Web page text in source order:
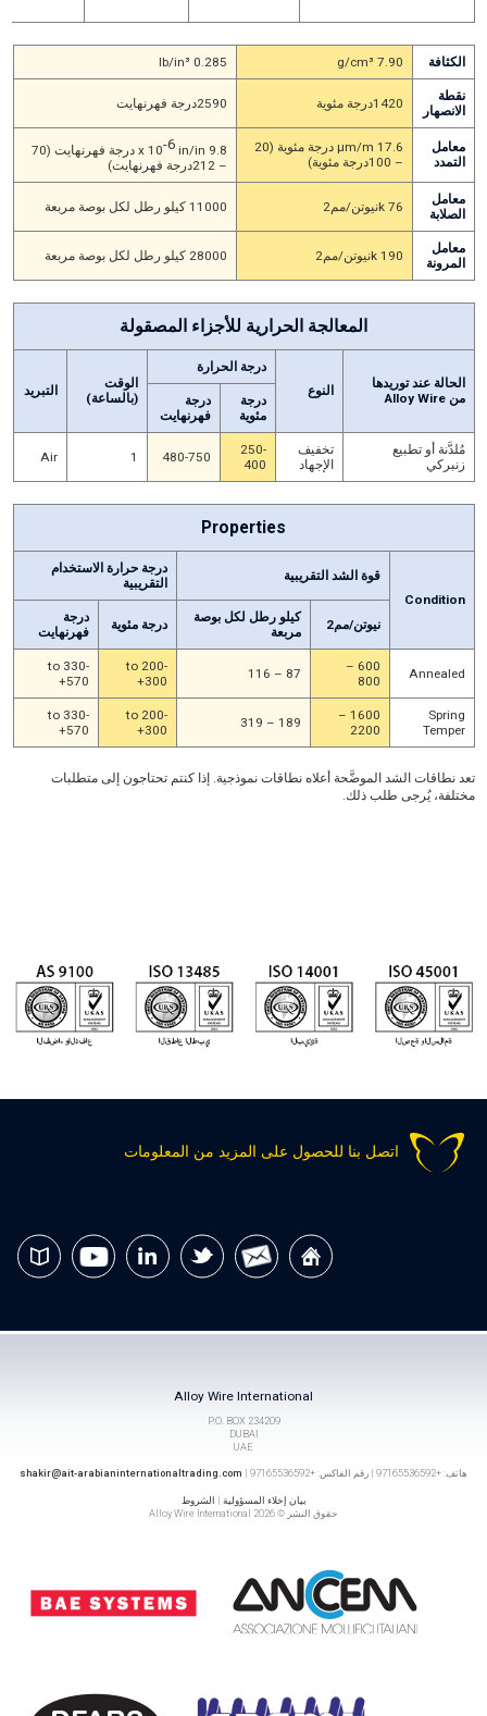
الكثافة 7.90 g/cm³
0.285 lb/in³
نقطة
الانصهار
1420درجة مئوية 2590درجة فهرنهايت
معامل
التمدد
17.6 μm/m درجة مئوية (20
– 100درجة مئوية)
9.8 x 10
-6
in/in درجة فهرنهايت (70
– 212درجة فهرنهايت)
معامل
الصلابة
76 kنيوتن/مم2 11000 كيلو رطل لكل بوصة مربعة
معامل
المرونة
190 kنيوتن/مم2 28000 كيلو رطل لكل بوصة مربعة
المعالجة الحرارية للأجزاء المصقولة
الحالة عند توريدها
من Alloy Wire
النوع
درجة الحرارة
الوقت
(بالساعة)
التبريد
درجة
مئوية
درجة
فهرنهايت
مُلدَّنة أو تطبيع
زنبركي
تخفيف
الإجهاد
250-
400
480-750
1
Air
Properties
Condition
قوة الشد التقريبية
درجة حرارة الاستخدام
التقريبية
نيوتن/مم2
كيلو رطل لكل بوصة
مربعة
درجة مئوية
درجة
فهرنهايت
Annealed
600 –
800
87 – 116
-200 to
+300
-330 to
+570
Spring
Temper
1600 –
2200
189 – 319
-200 to
+300
-330 to
+570
تعد نطاقات الشد الموضَّحة أعلاه نطاقات نموذجية. إذا كنتم تحتاجون إلى متطلبات
مختلفة، يُرجى طلب ذلك.
اتصل بنا للحصول على المزيد من المعلومات
Alloy Wire International
P.O. BOX 234209
DUBAI
UAE
هاتف: +97165536592 | رقم الفاكس: +97165536592 | shakir@ait-arabianinternationaltrading.com
بيان إخلاء المسؤولية
الشروط
حقوق النشر © 2026 Alloy Wire International